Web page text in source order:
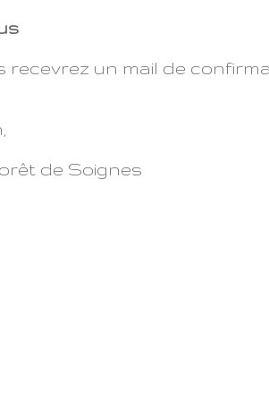
recevrez un mail de
de Soignes